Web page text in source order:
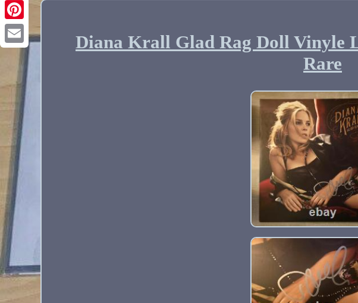
Email
Diana Krall Glad Rag Doll Vinyle
Rare